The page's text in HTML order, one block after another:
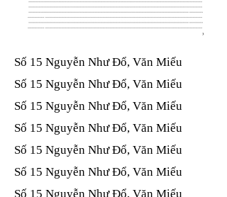
Số 15 Nguyễn Như Đổ, Văn Miếu​​​​
Số 15 Nguyễn Như Đổ, Văn Miếu​​​​
Số 15 Nguyễn Như Đổ, Văn Miếu​​​​
Số 15 Nguyễn Như Đổ, Văn Miếu​​​​
Số 15 Nguyễn Như Đổ, Văn Miếu​​​​
Số 15 Nguyễn Như Đổ, Văn Miếu​​​​
Số 15 Nguyễn Như Đổ, Văn Miếu​​​​